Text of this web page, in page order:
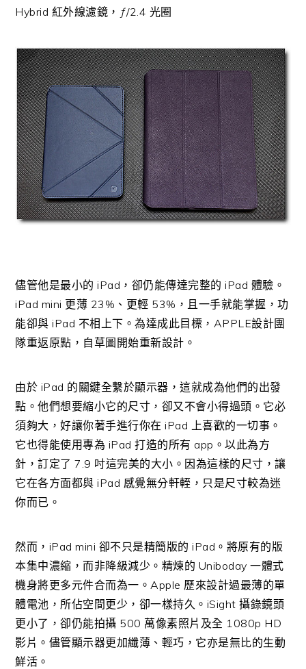
Hybrid 紅外線濾鏡，ƒ/2.4 光圈
儘管他是最小的 iPad，卻仍能傳達完整的 iPad 體驗。
iPad mini 更薄 23%、更輕 53%，且一手就能掌握，功
能卻與 iPad 不相上下。為達成此目標，APPLE設計團
隊重返原點，自草圖開始重新設計。
由於 iPad 的關鍵全繫於顯示器，這就成為他們的出發
點。他們想要縮小它的尺寸，卻又不會小得過頭。它必
須夠大，好讓你著手進行你在 iPad 上喜歡的一切事。
它也得能使用專為 iPad 打造的所有 app。以此為方
針，訂定了 7.9 吋這完美的大小。因為這樣的尺寸，讓
它在各方面都與 iPad 感覺無分軒輊，只是尺寸較為迷
你而已。
然而，iPad mini 卻不只是精簡版的 iPad。將原有的版
本集中濃縮，而非降級減少。精煉的 Uniboday 一體式
機身將更多元件合而為一。Apple 歷來設計過最薄的單
體電池，所佔空間更少，卻一樣持久。iSight 攝錄鏡頭
更小了，卻仍能拍攝 500 萬像素照片及全 1080p HD
影片。儘管顯示器更加纖薄、輕巧，它亦是無比的生動
鮮活。